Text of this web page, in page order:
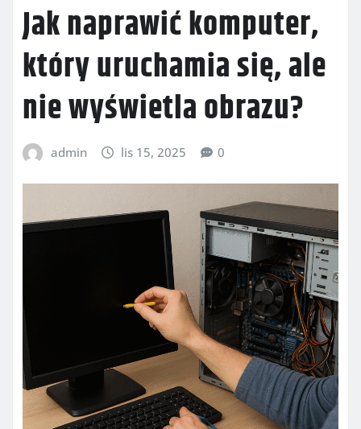
Jak naprawić komputer,
który uruchamia się, ale
nie wyświetla obrazu?
admin lis 15, 2025 0